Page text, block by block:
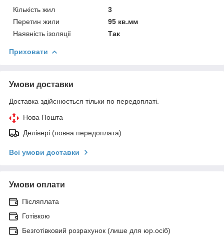
Кількість жил
3
Перетин жили
95 кв.мм
Наявність ізоляції
Так
Приховати
Умови доставки
Доставка здійснюється тільки по передоплаті.
Нова Пошта
Делівері (повна передоплата)
Всі умови доставки
Умови оплати
Післяплата
Готівкою
Безготівковий розрахунок (лише для юр.осіб)